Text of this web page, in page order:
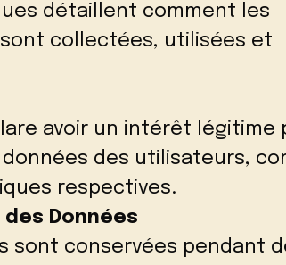
détaillent comment les
collectées, utilisées et
avoir un intérêt légitime
des utilisateurs,
respectives.
Données
sont conservées pendant